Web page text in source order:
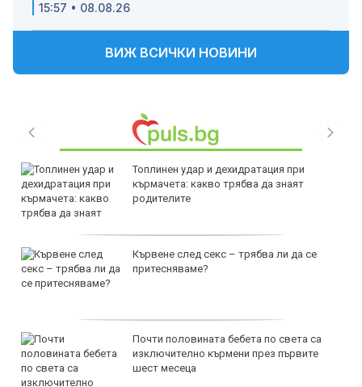
15:57 • 08.08.26
ВИЖ ВСИЧКИ НОВИНИ
Топлинен удар и дехидратация при
кърмачета: какво трябва да знаят
родителите
Кървене след секс – трябва ли да се
притесняваме?
Почти половината бебета по света са
изключително кърмени през първите
шест месеца